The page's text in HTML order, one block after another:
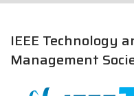
IEEE Technology
Management